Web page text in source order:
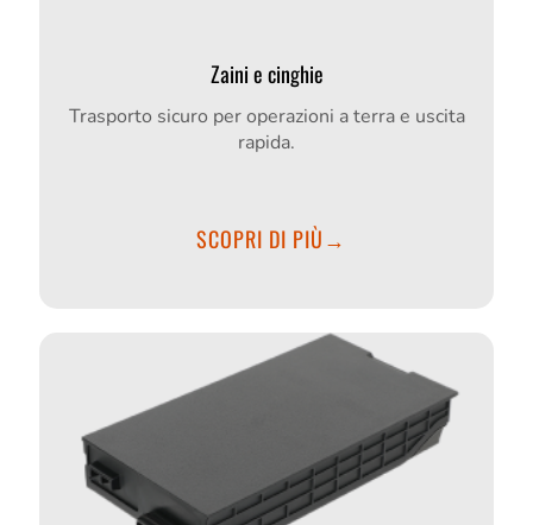
Zaini e cinghie
Trasporto sicuro per operazioni a terra e uscita
rapida.
SCOPRI DI PIÙ→